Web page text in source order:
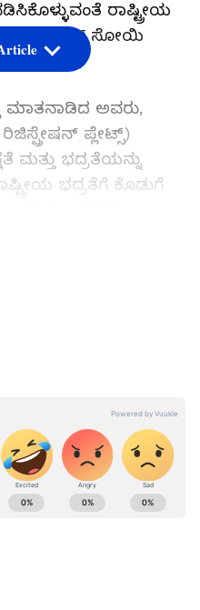
ರಾಷ್ಟ್ರೀಯ
ಡಾ. ಕಮಲಜಿತ್‌ ಸೋಯಿ
ಮಾತನಾಡಿದ ಅವರು,
ಪ್ಲೇಟ್ಸ್‌)
ಮತ್ತು ಭದ್ರತೆಯನ್ನು
ಭದ್ರತೆಗೆ ಕೊಡುಗೆ
ದಂಡ!